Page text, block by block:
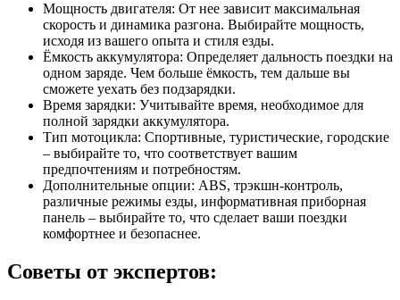
Мощность двигателя: От нее зависит максимальная
скорость и динамика разгона. Выбирайте мощность,
исходя из вашего опыта и стиля езды.
Ёмкость аккумулятора: Определяет дальность поездки на
одном заряде. Чем больше ёмкость, тем дальше вы
сможете уехать без подзарядки.
Время зарядки: Учитывайте время, необходимое для
полной зарядки аккумулятора.
Тип мотоцикла: Спортивные, туристические, городские
– выбирайте то, что соответствует вашим
предпочтениям и потребностям.
Дополнительные опции: ABS, трэкшн-контроль,
различные режимы езды, информативная приборная
панель – выбирайте то, что сделает ваши поездки
комфортнее и безопаснее.
Советы от экспертов: